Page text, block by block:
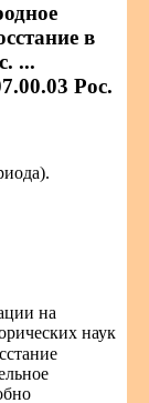
в
...
Рос.
на
наук